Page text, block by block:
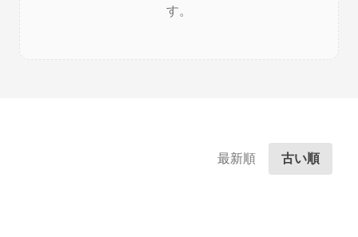
す。
最新順 古い順